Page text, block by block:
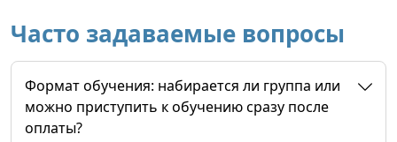
Часто задаваемые вопросы
Формат обучения: набирается ли группа или
можно приступить к обучению сразу после
оплаты?